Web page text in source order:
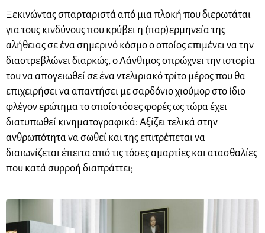
Ξεκινώντας σπαρταριστά από μια πλοκή που διερωτάται
για τους κινδύνους που κρύβει η (παρ)ερμηνεία της
αλήθειας σε ένα σημερινό κόσμο ο οποίος επιμένει να την
διαστρεβλώνει διαρκώς, ο Λάνθιμος σπρώχνει την ιστορία
του να απογειωθεί σε ένα ντελιριακό τρίτο μέρος που θα
επιχειρήσει να απαντήσει με σαρδόνιο χιούμορ στο ίδιο
φλέγον ερώτημα το οποίο τόσες φορές ως τώρα έχει
διατυπωθεί κινηματογραφικά: Αξίζει τελικά στην
ανθρωπότητα να σωθεί και της επιτρέπεται να
διαιωνίζεται έπειτα από τις τόσες αμαρτίες και ατασθαλίες
που κατά συρροή διαπράττει;